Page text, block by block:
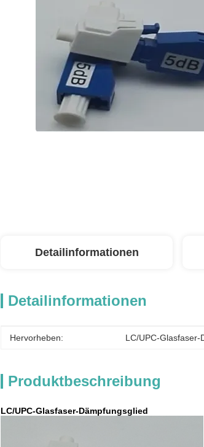
Detailinformationen
Detailinformationen
Hervorheben: LC/UPC-Glasfaser-
Produktbeschreibung
LC/UPC-Glasfaser-Dämpfungsglied